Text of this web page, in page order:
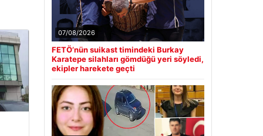
07/08/2026
FETÖ’nün suikast timindeki Burkay
Karatepe silahları gömdüğü yeri söyledi,
ekipler harekete geçti